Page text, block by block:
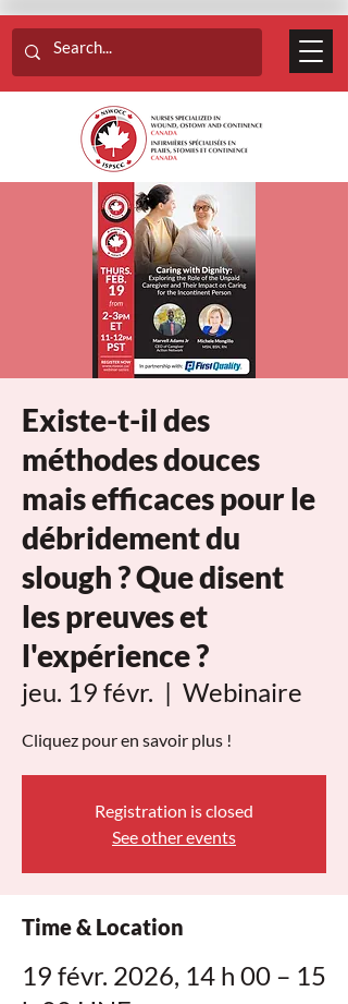
Existe-t-il des
méthodes douces
mais efficaces pour le
débridement du
slough ? Que disent
les preuves et
l'expérience ?
jeu. 19 févr.
  |
Webinaire
Cliquez pour en savoir plus !
Registration is closed
See other events
Time & Location
19 févr. 2026, 14 h 00 – 15